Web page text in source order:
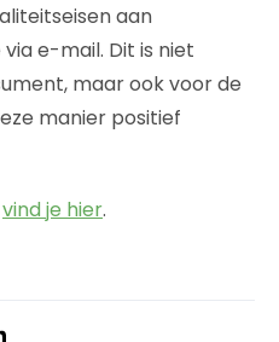
aan
e-mail. Dit is niet
maar ook voor de
manier positief
vind je hier.